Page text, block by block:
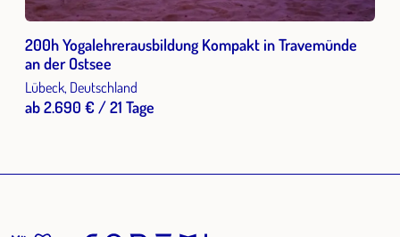
200h Yogalehrerausbildung Kompakt in Travemünde
an der Ostsee
Lübeck, Deutschland
ab 2.690 € / 21 Tage